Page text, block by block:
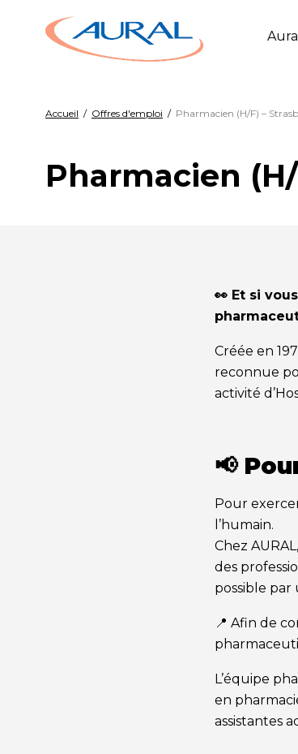
Aural
Accueil / Offres d'emploi / Pharmacien (H/F) –
Pharmacien
👀 Et si
Créée en
reconnue
activité
📢
Pour
l’humain.
Chez
des
possible
📍 Afin de
L’équipe
en
assistantes